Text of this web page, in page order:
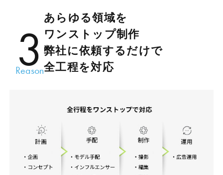
Reason
3
あらゆる領域を
ワンストップ制作
弊社に依頼するだけで
全工程を対応